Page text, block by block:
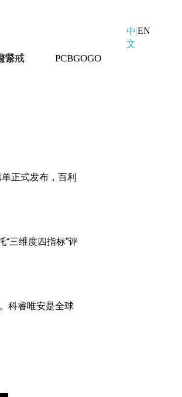
录
警戒 PCBGOGO
中
文
|EN
正式发布， 百利
三维度四指标”评
科睿唯安是全球